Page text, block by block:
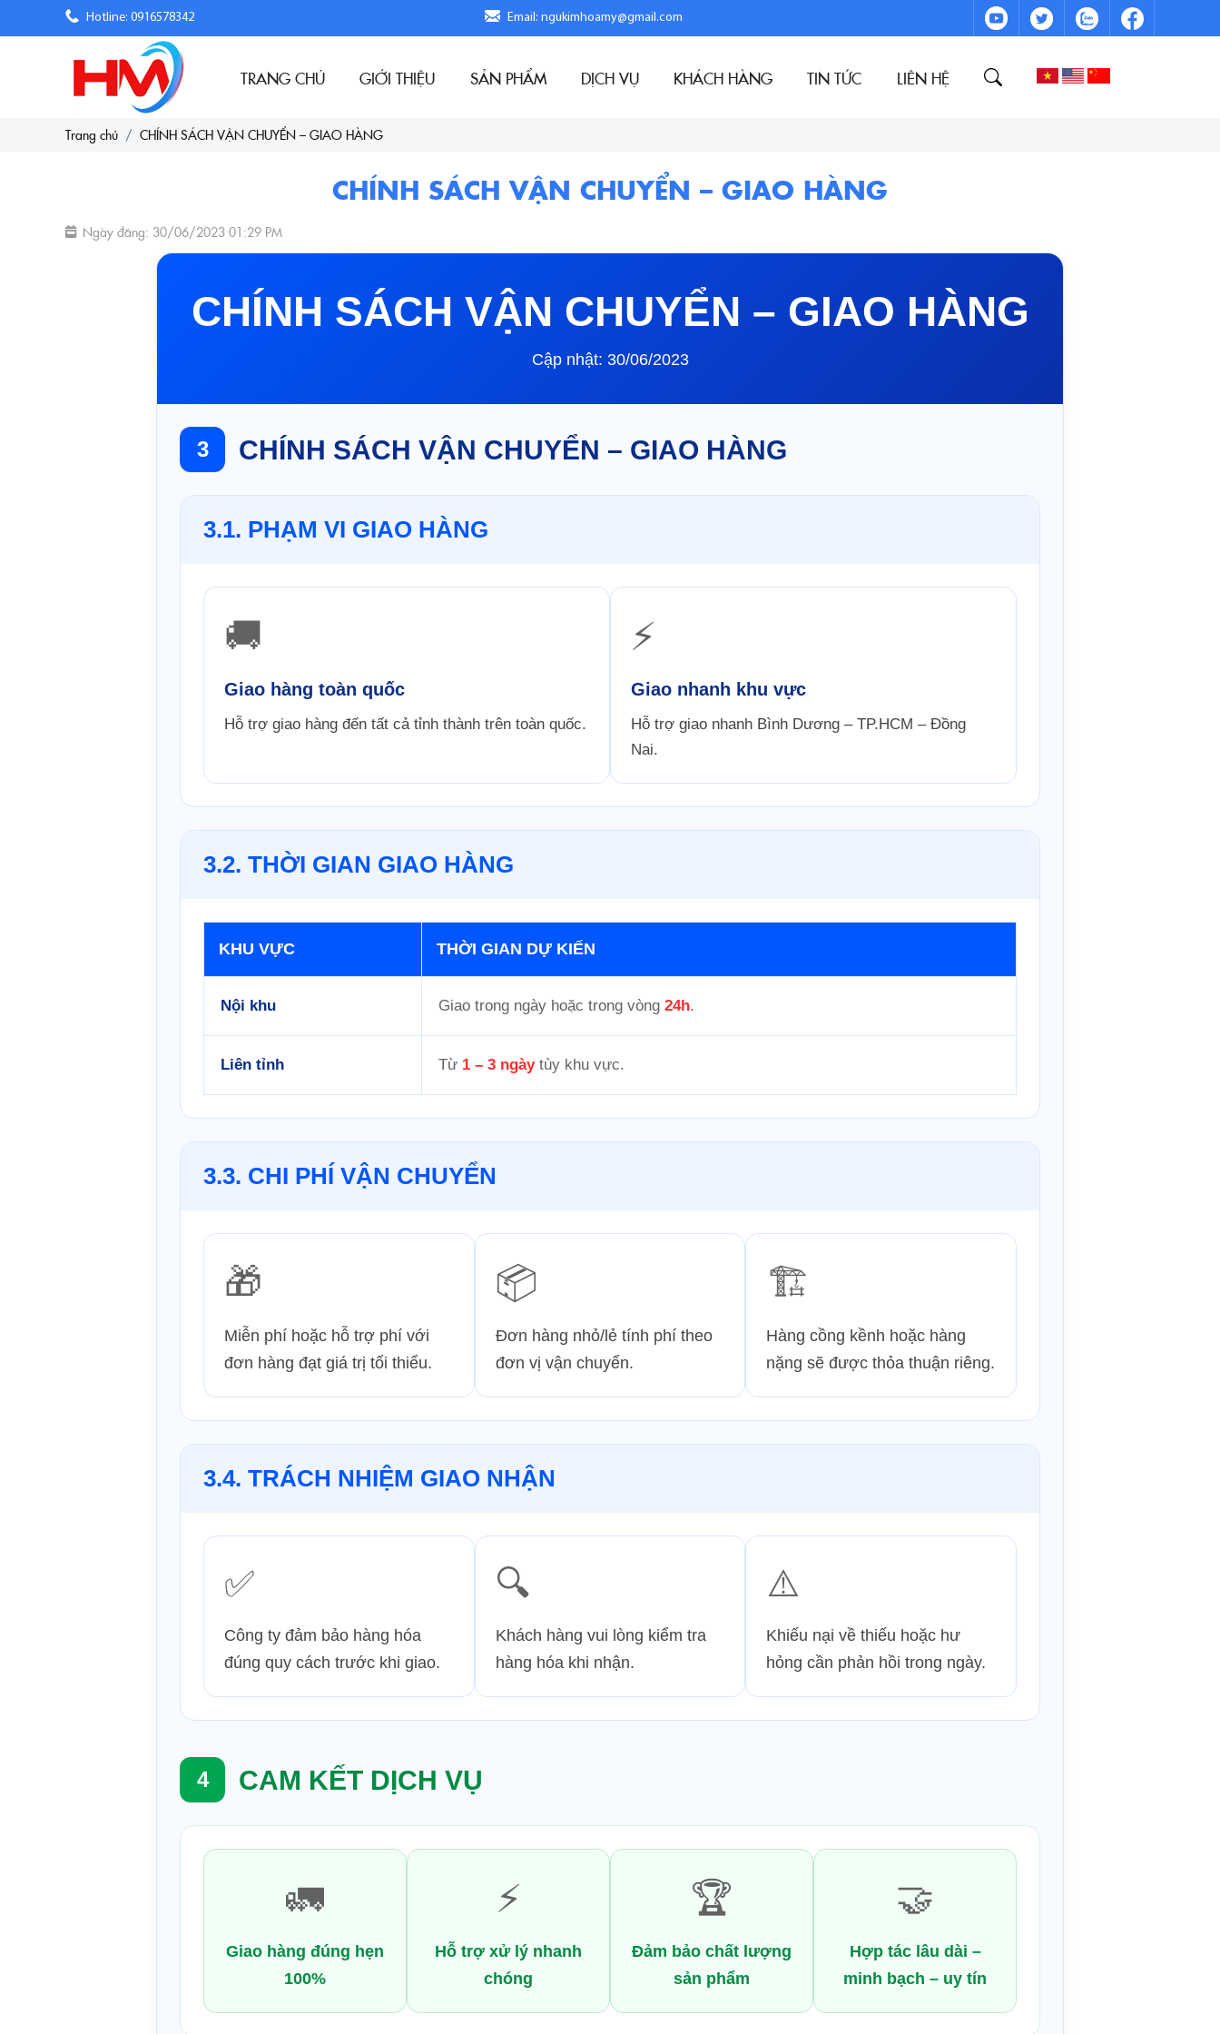
Hotline: 0916578342 Email: ngukimhoamy@gmail.com
TRANG CHỦ GIỚI THIỆU SẢN PHẨM DỊCH VỤ KHÁCH HÀNG TIN TỨC LIÊN HỆ
Trang chủ CHÍNH SÁCH VẬN CHUYỂN – GIAO HÀNG
CHÍNH SÁCH VẬN CHUYỂN – GIAO HÀNG
Ngày đăng: 30/06/2023 01:29 PM
CHÍNH SÁCH VẬN CHUYỂN – GIAO HÀNG
Cập nhật: 30/06/2023
3 CHÍNH SÁCH VẬN CHUYỂN – GIAO HÀNG
3.1. PHẠM VI GIAO HÀNG
🚚
Giao hàng toàn quốc
Hỗ trợ giao hàng đến tất cả tỉnh thành trên toàn quốc.
⚡
Giao nhanh khu vực
Hỗ trợ giao nhanh Bình Dương – TP.HCM – Đồng
Nai.
3.2. THỜI GIAN GIAO HÀNG
KHU VỰC THỜI GIAN DỰ KIẾN
Nội khu Giao trong ngày hoặc trong vòng 24h.
Liên tỉnh Từ 1 – 3 ngàytùy khu vực.
3.3. CHI PHÍ VẬN CHUYỂN
🎁
Miễn phí hoặc hỗ trợ phí với
đơn hàng đạt giá trị tối thiểu.
📦
Đơn hàng nhỏ/lẻ tính phí theo
đơn vị vận chuyển.
🏗️
Hàng cồng kềnh hoặc hàng
nặng sẽ được thỏa thuận riêng.
3.4. TRÁCH NHIỆM GIAO NHẬN
✅
Công ty đảm bảo hàng hóa
đúng quy cách trước khi giao.
🔍
Khách hàng vui lòng kiểm tra
hàng hóa khi nhận.
⚠️
Khiếu nại về thiếu hoặc hư
hỏng cần phản hồi trong ngày.
4 CAM KẾT DỊCH VỤ
🚛
Giao hàng đúng hẹn
100%
⚡
Hỗ trợ xử lý nhanh
chóng
🏆
Đảm bảo chất lượng
sản phẩm
🤝
Hợp tác lâu dài –
minh bạch – uy tín